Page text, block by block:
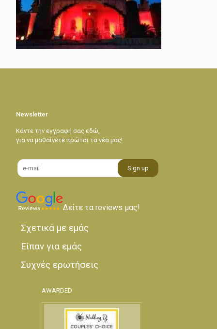
Newsletter
Κάντε την εγγραφή σας εδώ,
για να μαθαίνετε πρώτοι τα νέα μας!
Δείτε τα reviews μας!
Σχετικά με εμάς
Είπαν για εμάς
Συχνές ερωτήσεις
AWARDED